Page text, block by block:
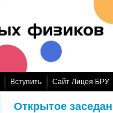
Вступить Сайт Лицея БРУ
Открытое